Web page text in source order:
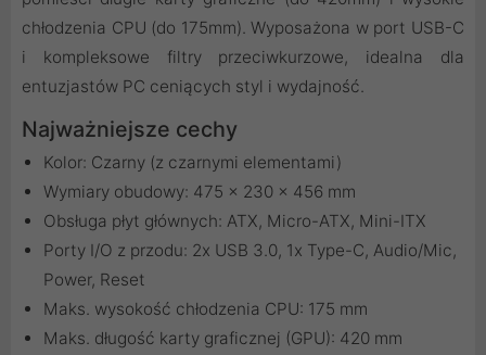
chłodzenia CPU (do 175mm). Wyposażona w port USB-C
i kompleksowe filtry przeciwkurzowe, idealna dla
entuzjastów PC ceniących styl i wydajność.
Najważniejsze cechy
Kolor: Czarny (z czarnymi elementami)
Wymiary obudowy: 475 x 230 x 456 mm
Obsługa płyt głównych: ATX, Micro-ATX, Mini-ITX
Porty I/O z przodu: 2x USB 3.0, 1x Type-C, Audio/Mic,
Power, Reset
Maks. wysokość chłodzenia CPU: 175 mm
Maks. długość karty graficznej (GPU): 420 mm